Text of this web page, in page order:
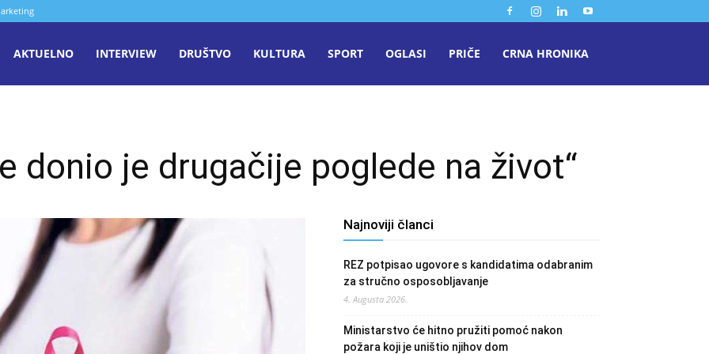
AKTUELNO INTERVIEW DRUŠTVO KULTURA SPORT OGLASI PRIČE CRNA HRONIKA
donio je drugačije poglede na život“
Najnoviji članci
REZ potpisao ugovore s kandidatima odabranim
za stručno osposobljavanje
4. Augusta 2026.
Ministarstvo će hitno pružiti pomoć nakon
požara koji je uništio njihov dom